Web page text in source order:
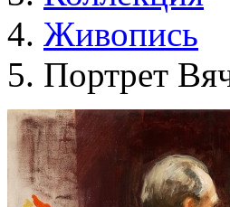
Живопись
Портрет